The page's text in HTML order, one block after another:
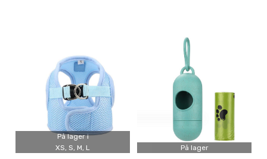
På lager i
XS, S, M, L
På lager